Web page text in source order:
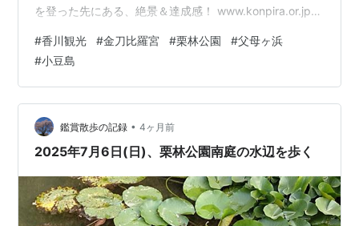
を登った先にある、絶景＆達成感！ www.konpira.or.jp
力 www.my-kagawa.jp 屋島→ 瀬戸内海を一望できる絶
景スポット＆歴史ロマン！ www.yashima-navi.jp 香川観
光ガイドブック: 絶対に行くべき場所18選 作者:旅ブログ
Amazon ② アート好き必見🎨 直島→ 現代アートの聖
地。「…
#香川観光 #金刀比羅宮 #栗林公園 #父母ヶ浜
#小豆島
鑑賞散歩の記録 • 4ヶ月前
2025年7月6日(日)、栗林公園南庭の水辺を歩く